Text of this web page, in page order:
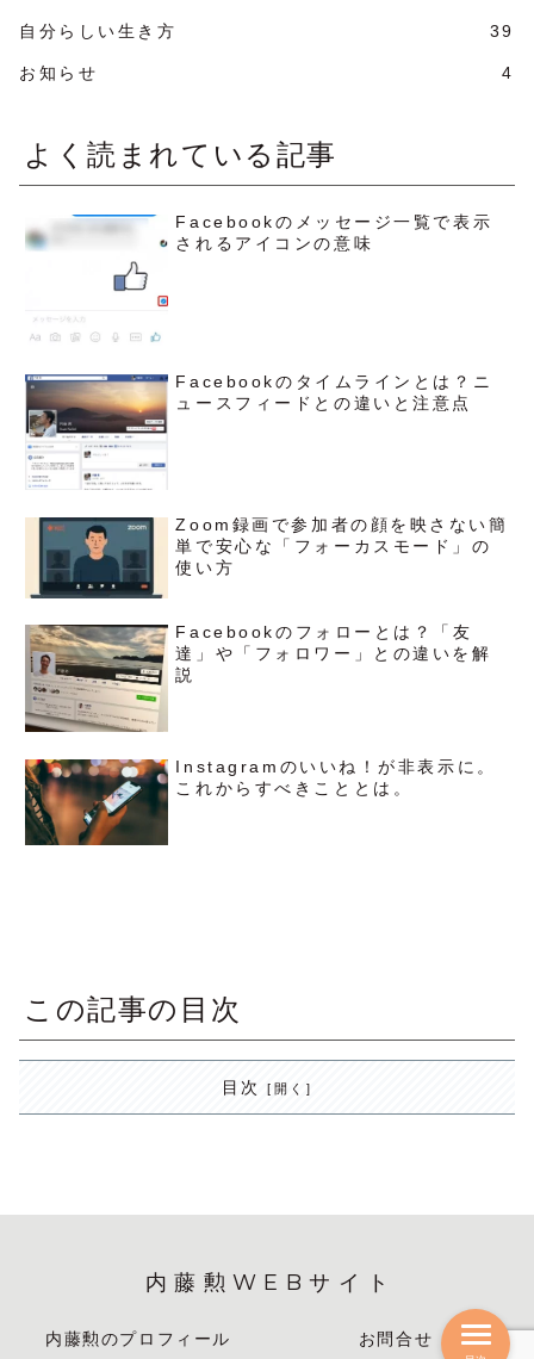
自分らしい生き方 39
お知らせ 4
よく読まれている記事
Facebookのメッセージ一覧で表示
されるアイコンの意味
Facebookのタイムラインとは？ニ
ュースフィードとの違いと注意点
Zoom録画で参加者の顔を映さない簡
単で安心な「フォーカスモード」の
使い方
Facebookのフォローとは？「友
達」や「フォロワー」との違いを解
説
Instagramのいいね！が非表示に。
これからすべきこととは。
この記事の目次
目次
内藤勲WEBサイト
内藤勲のプロフィール お問合せ